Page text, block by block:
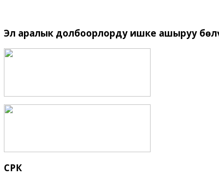
Эл аралык долбоорлорду ишке ашыруу
СРК